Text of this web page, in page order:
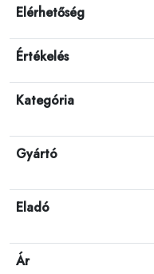
Elérhetőség
Értékelés
Kategória
Gyártó
Eladó
Ár